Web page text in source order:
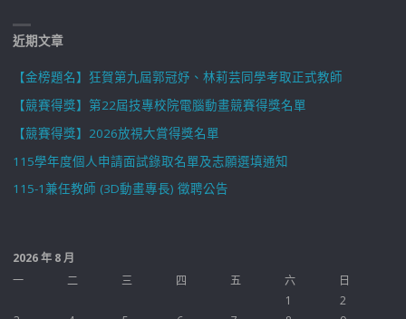
近期文章
【金榜題名】狂賀第九屆郭冠妤、林莉芸同學考取正式教師
【競賽得獎】第22屆技專校院電腦動畫競賽得獎名單
【競賽得獎】2026放視大賞得獎名單
115學年度個人申請面試錄取名單及志願選填通知
115-1兼任教師 (3D動畫專長) 徵聘公告
2026 年 8 月
一
二 三 四 五 六
日
1
2